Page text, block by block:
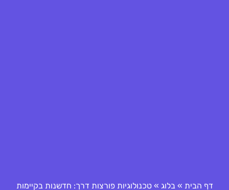
דף הבית »בלוג »טכנולוגיות פורצות דרך: חדשנות בקיימות